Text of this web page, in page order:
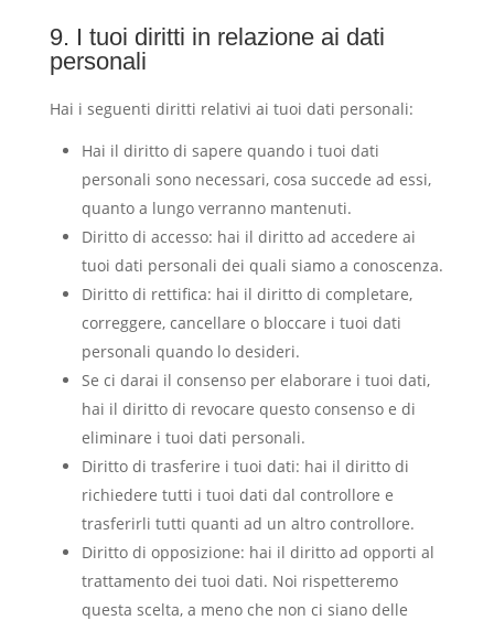
9. I tuoi diritti in relazione ai dati
personali
Hai i seguenti diritti relativi ai tuoi dati personali:
Hai il diritto di sapere quando i tuoi dati
personali sono necessari, cosa succede ad essi,
quanto a lungo verranno mantenuti.
Diritto di accesso: hai il diritto ad accedere ai
tuoi dati personali dei quali siamo a conoscenza.
Diritto di rettifica: hai il diritto di completare,
correggere, cancellare o bloccare i tuoi dati
personali quando lo desideri.
Se ci darai il consenso per elaborare i tuoi dati,
hai il diritto di revocare questo consenso e di
eliminare i tuoi dati personali.
Diritto di trasferire i tuoi dati: hai il diritto di
richiedere tutti i tuoi dati dal controllore e
trasferirli tutti quanti ad un altro controllore.
Diritto di opposizione: hai il diritto ad opporti al
trattamento dei tuoi dati. Noi rispetteremo
questa scelta, a meno che non ci siano delle